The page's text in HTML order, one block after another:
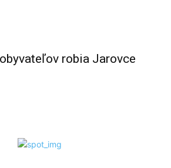
robia Jarovce